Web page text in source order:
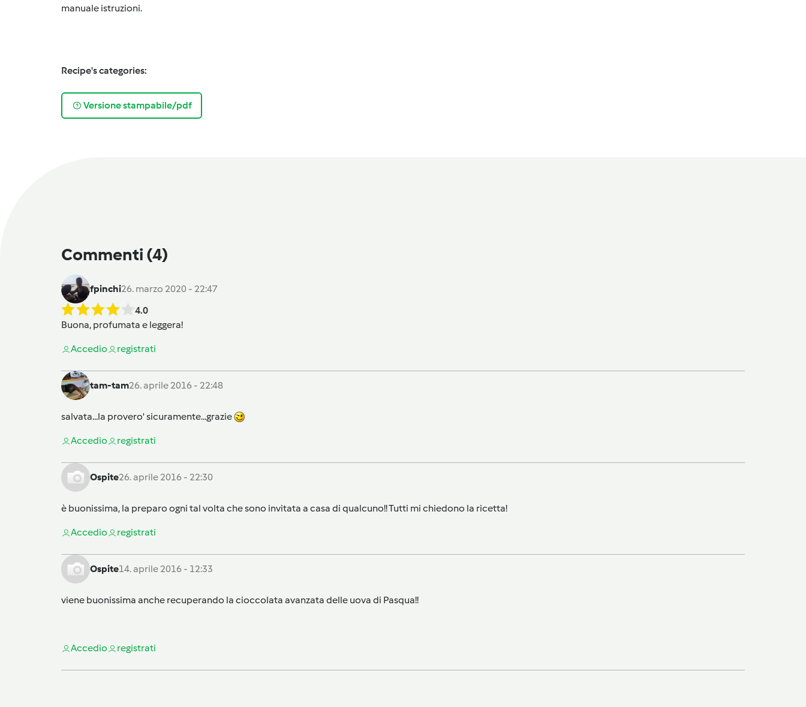
manuale istruzioni.
Recipe's categories:
Versione stampabile/pdf
Commenti (4)
fpinchi26. marzo 2020 - 22:47
4.0
Buona, profumata e leggera!
Accedio registrati
tam-tam26. aprile 2016 - 22:48
salvata...la provero' sicuramente...grazie
Accedio registrati
Ospite26. aprile 2016 - 22:30
è buonissima, la preparo ogni tal volta che sono invitata a casa di qualcuno!! Tutti mi chiedono la ricetta!
Accedio registrati
Ospite14. aprile 2016 - 12:33
viene buonissima anche recuperando la cioccolata avanzata delle uova di Pasqua!!
Accedio registrati